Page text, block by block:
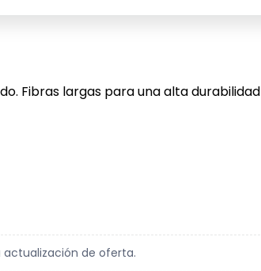
Fibras largas para una alta durabilidad
de oferta.